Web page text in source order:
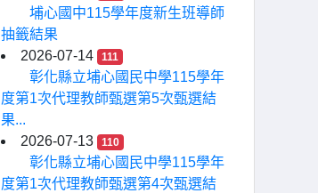
埔心國中115學年度新生班導師
抽籤結果
2026-07-14
111
彰化縣立埔心國民中學115學年
度第1次代理教師甄選第5次甄選結
果...
2026-07-13
110
彰化縣立埔心國民中學115學年
度第1次代理教師甄選第4次甄選結